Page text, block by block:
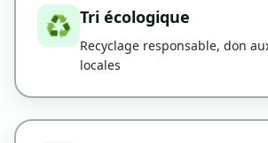
♻️ Tri écologique
Recyclage responsable, don
locales